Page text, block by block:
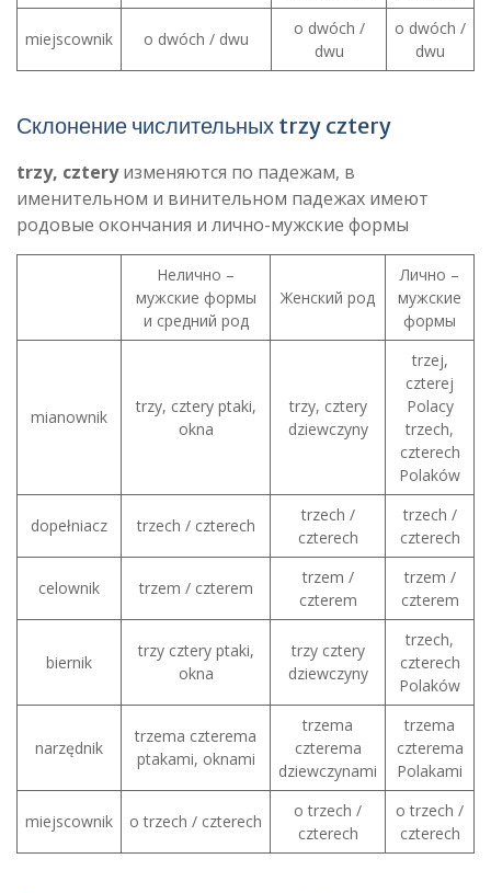
miejscownik o dwóch / dwu
o dwóch /
dwu
o dwóch /
dwu
Склонение числительных trzy cztery
trzy, czteryизменяются по падежам, в
именительном и винительном падежах имеют
родовые окончания и лично-мужские формы
Нелично –
мужские формы
и средний род
Женский род
Лично –
мужские
формы
mianownik
trzy, cztery ptaki,
okna
trzy, cztery
dziewczyny
trzej,
czterej
Polacy
trzech,
czterech
Polaków
dopełniacz trzech / czterech
trzech /
czterech
trzech /
czterech
celownik trzem / czterem
trzem /
czterem
trzem /
czterem
biernik
trzy cztery ptaki,
okna
trzy cztery
dziewczyny
trzech,
czterech
Polaków
narzędnik
trzema czterema
ptakami, oknami
trzema
czterema
dziewczynami
trzema
czterema
Polakami
miejscownik o trzech / czterech
o trzech /
czterech
o trzech /
czterech